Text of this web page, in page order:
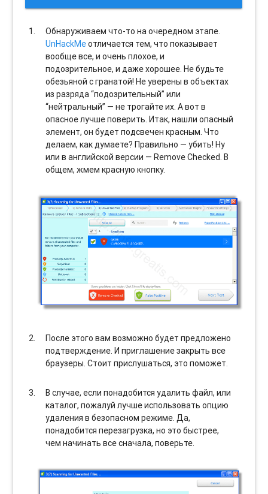
Обнаруживаем что-то на очередном этапе.
UnHackMeотличается тем, что показывает
вообще все, и очень плохое, и
подозрительное, и даже хорошее. Не будьте
обезьяной с гранатой! Не уверены в объектах
из разряда “подозрительный” или
“нейтральный” — не трогайте их. А вот в
опасное лучше поверить. Итак, нашли опасный
элемент, он будет подсвечен красным. Что
делаем, как думаете? Правильно — убить! Ну
или в английской версии — Remove Checked. В
общем, жмем красную кнопку.
После этого вам возможно будет предложено
подтверждение. И приглашение закрыть все
браузеры. Стоит прислушаться, это поможет.
В случае, если понадобится удалить файл, или
каталог, пожалуй лучше использовать опцию
удаления в безопасном режиме. Да,
понадобится перезагрузка, но это быстрее,
чем начинать все сначала, поверьте.